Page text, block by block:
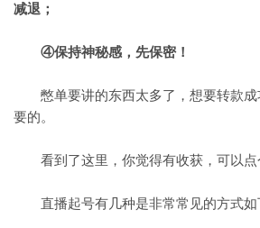
减退；
④保持神秘感，先保密！
憋单要讲的东西太多了，想要转款成
要的。
看到了这里，你觉得有收获，可以点
直播起号有几种是非常常见的方式如